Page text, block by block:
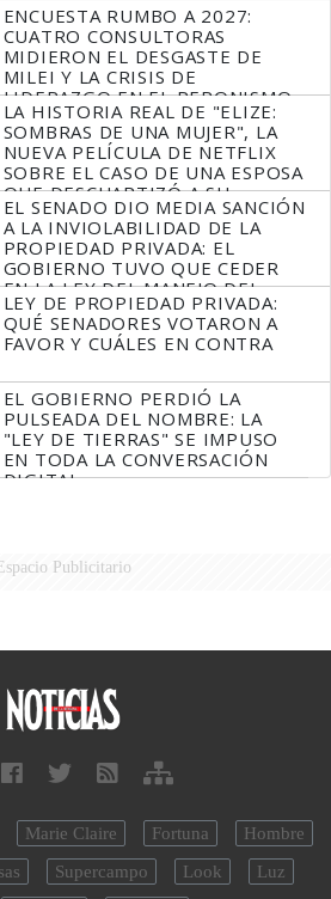
ENCUESTA RUMBO A 2027:
CUATRO CONSULTORAS
MIDIERON EL DESGASTE DE
MILEI Y LA CRISIS DE
LIDERAZGO EN EL PERONISMO
LA HISTORIA REAL DE "ELIZE:
SOMBRAS DE UNA MUJER", LA
NUEVA PELÍCULA DE NETFLIX
SOBRE EL CASO DE UNA ESPOSA
QUE DESCUARTIZÓ A SU
MARIDO
EL SENADO DIO MEDIA SANCIÓN
A LA INVIOLABILIDAD DE LA
PROPIEDAD PRIVADA: EL
GOBIERNO TUVO QUE CEDER
EN LA LEY DEL MANEJO DEL
FUEGO
LEY DE PROPIEDAD PRIVADA:
QUÉ SENADORES VOTARON A
FAVOR Y CUÁLES EN CONTRA
EL GOBIERNO PERDIÓ LA
PULSEADA DEL NOMBRE: LA
"LEY DE TIERRAS" SE IMPUSO
EN TODA LA CONVERSACIÓN
DIGITAL
Publicitario
Marie Claire Fortuna
Hombre
Supercampo Look Luz